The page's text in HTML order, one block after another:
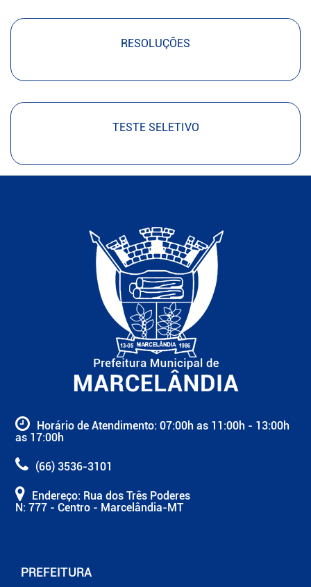
RESOLUÇÕES
TESTE SELETIVO
Horário de Atendimento: 07:00h as 11:00h - 13:00h
as 17:00h
(66) 3536-3101
Endereço: Rua dos Três Poderes
N: 777 - Centro - Marcelândia-MT
PREFEITURA